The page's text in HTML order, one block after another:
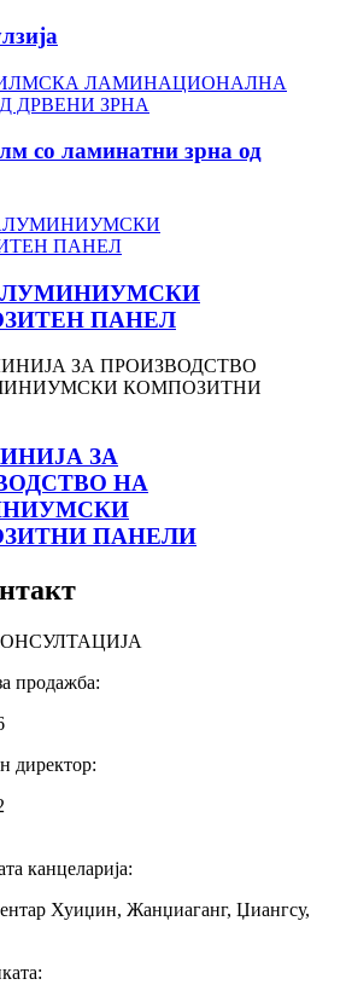
со ламинатни зрна од
ПАНЕЛ
ЗА
НА
ПАНЕЛИ
продажба:
директор:
канцеларија:
Хуиџин, Жанџиаганг, Џиангсу,